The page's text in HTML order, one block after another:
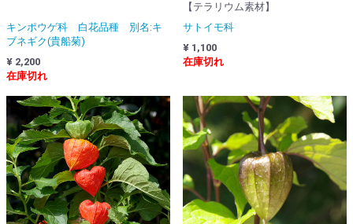
キンポウゲ科 白花品種 別名:キ
ブネギク(貴船菊)
¥ 2,200
在庫切れ
【テラリウム素材】
サトイモ科
¥ 1,100
在庫切れ